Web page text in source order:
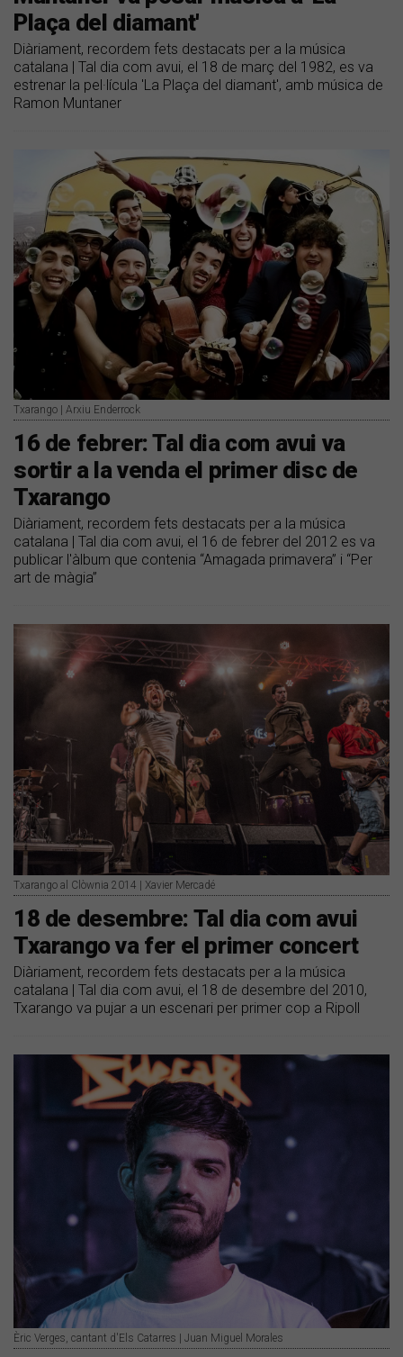
Plaça del diamant'
Diàriament, recordem fets destacats per a la música
catalana | Tal dia com avui, el 18 de març del 1982, es va
estrenar la pel·lícula 'La Plaça del diamant', amb música de
Ramon Muntaner
Txarango | Arxiu Enderrock
16 de febrer: Tal dia com avui va
sortir a la venda el primer disc de
Txarango
Diàriament, recordem fets destacats per a la música
catalana | Tal dia com avui, el 16 de febrer del 2012 es va
publicar l'àlbum que contenia “Amagada primavera” i “Per
art de màgia”
Txarango al Clòwnia 2014 | Xavier Mercadé
18 de desembre: Tal dia com avui
Txarango va fer el primer concert
Diàriament, recordem fets destacats per a la música
catalana | Tal dia com avui, el 18 de desembre del 2010,
Txarango va pujar a un escenari per primer cop a Ripoll
Èric Verges, cantant d'Els Catarres | Juan Miguel Morales